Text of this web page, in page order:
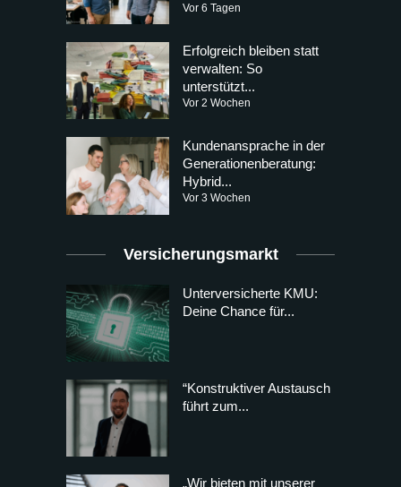
Vor 6 Tagen
Erfolgreich bleiben statt
verwalten: So
unterstützt...
Vor 2 Wochen
Kundenansprache in der
Generationenberatung:
Hybrid...
Vor 3 Wochen
Versicherungsmarkt
Unterversicherte KMU:
Deine Chance für...
“Konstruktiver Austausch
führt zum...
„Wir bieten mit unserer